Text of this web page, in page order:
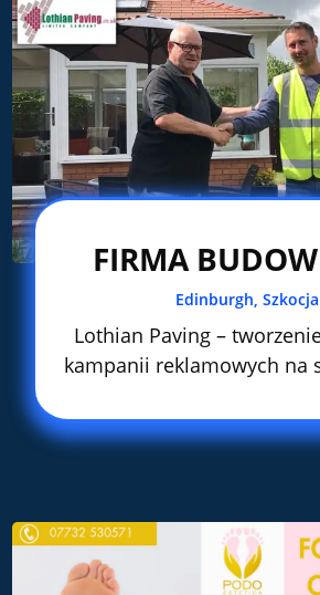
FIRMA
Edinburgh, Szkocja
Lothian Paving –
kampanii reklamowych na